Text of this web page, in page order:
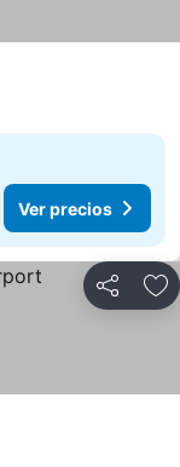
Ver precios
Compartir